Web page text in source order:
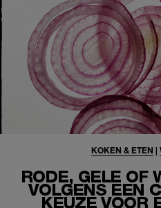
RODE, GELE OF
VOLGENS EEN
KEUZE VOOR
KOKEN & ETEN |